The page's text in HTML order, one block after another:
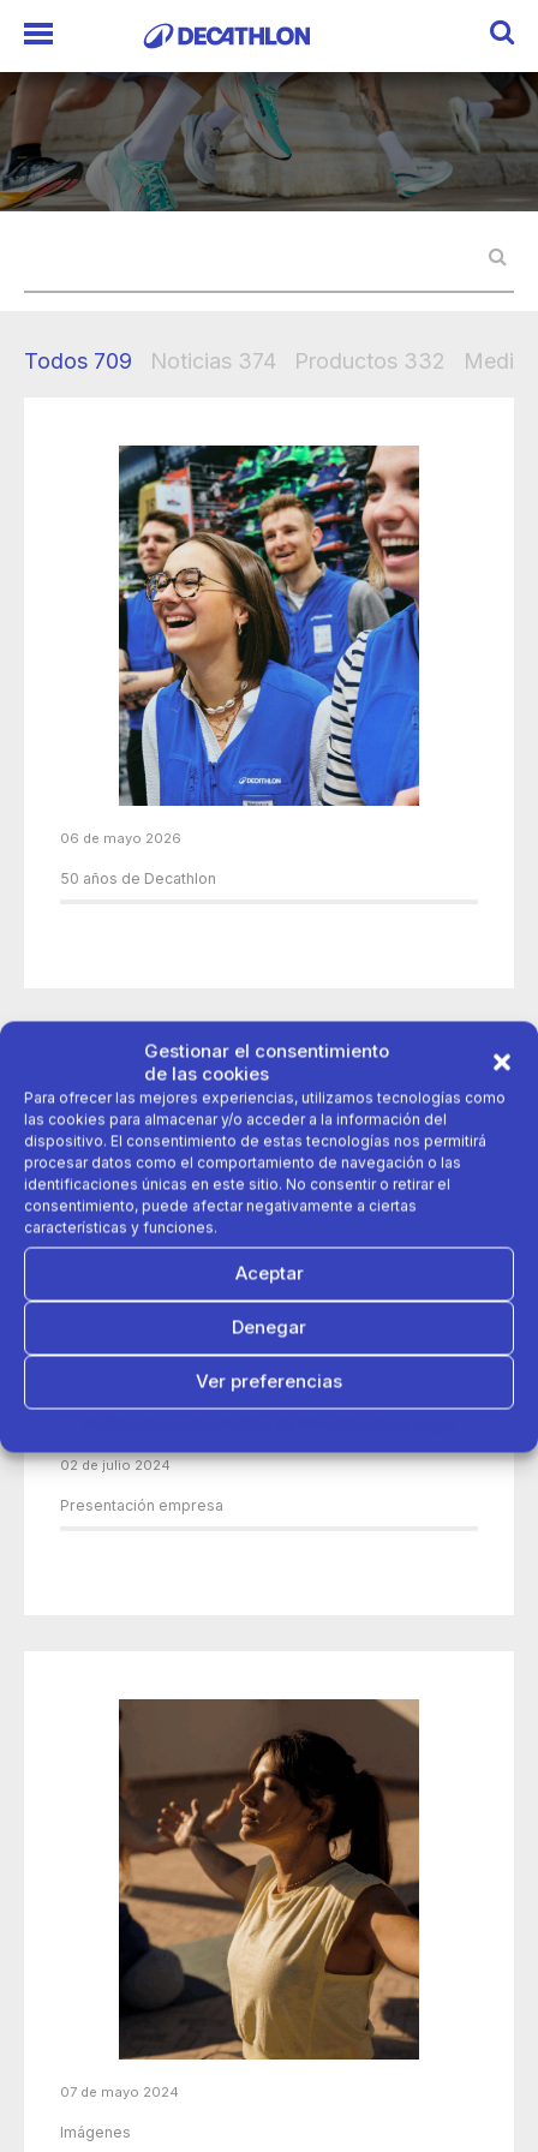
Gestionar el consentimiento
de las cookies
Para ofrecer las mejores experiencias, utilizamos tecnologías como
las cookies para almacenar y/o acceder a la información del
dispositivo. El consentimiento de estas tecnologías nos permitirá
procesar datos como el comportamiento de navegación o las
identificaciones únicas en este sitio. No consentir o retirar el
consentimiento, puede afectar negativamente a ciertas
características y funciones.
Aceptar
Denegar
Ver preferencias
Todos 709 Noticias 374 Productos 332
06 de mayo 2026
50 años de Decathlon
02 de julio 2024
Presentación empresa
07 de mayo 2024
Imágenes